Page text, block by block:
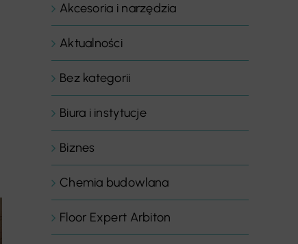
Akcesoria i narzędzia
Aktualności
Bez kategorii
Biura i instytucje
Biznes
Chemia budowlana
Floor Expert Arbiton